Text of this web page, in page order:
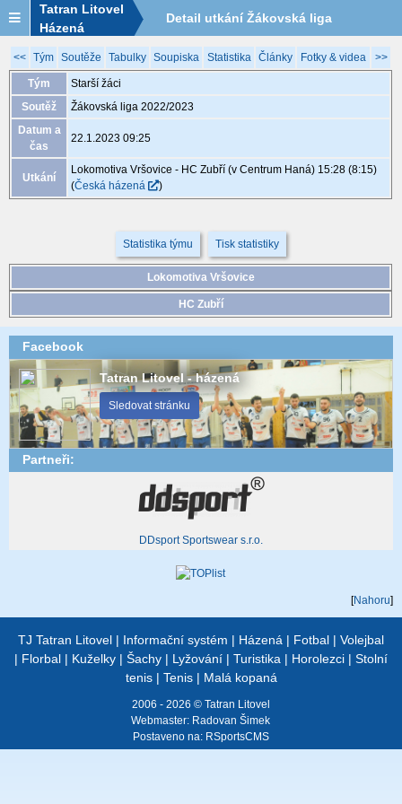
Tatran Litovel
Házená
Detail utkání Žákovská liga
2022/2023, XGB062, 22.1. 09:25
<< Tým Soutěže Tabulky Soupiska Statistika Články Fotky & videa >>
Tým
Starší žáci
Soutěž
Žákovská liga 2022/2023
Datum a
čas
22.1.2023 09:25
Utkání
Lokomotiva Vršovice - HC Zubří (v Centrum Haná) 15:28 (8:15)
(Česká házená )
Statistika týmu Tisk statistiky
Lokomotiva Vršovice
HC Zubří
Facebook
Tatran Litovel - házená
Sledovat stránku
Partneři:
DDsport Sportswear s.r.o.
[Nahoru]
TJ Tatran Litovel | Informační systém | Házená | Fotbal | Volejbal
| Florbal | Kuželky | Šachy | Lyžování | Turistika | Horolezci | Stolní
tenis| Tenis| Malá kopaná
2006 - 2026 © Tatran Litovel
Webmaster: Radovan Šimek
Postaveno na: RSportsCMS